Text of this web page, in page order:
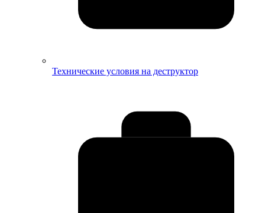
Технические условия на деструктор